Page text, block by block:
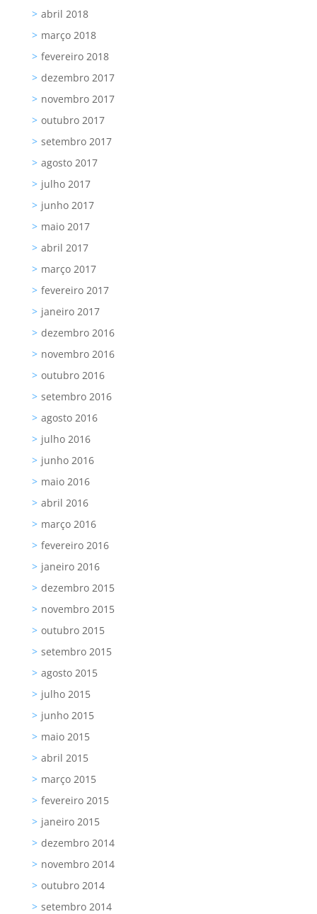
abril 2018
março 2018
fevereiro 2018
dezembro 2017
novembro 2017
outubro 2017
setembro 2017
agosto 2017
julho 2017
junho 2017
maio 2017
abril 2017
março 2017
fevereiro 2017
janeiro 2017
dezembro 2016
novembro 2016
outubro 2016
setembro 2016
agosto 2016
julho 2016
junho 2016
maio 2016
abril 2016
março 2016
fevereiro 2016
janeiro 2016
dezembro 2015
novembro 2015
outubro 2015
setembro 2015
agosto 2015
julho 2015
junho 2015
maio 2015
abril 2015
março 2015
fevereiro 2015
janeiro 2015
dezembro 2014
novembro 2014
outubro 2014
setembro 2014